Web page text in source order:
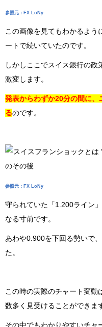
参照元：FX LoNy
この画像を見てもわかるよう
ートで続いていたのです。
しかしここでスイス銀行の政
激変します。
発表からわずか20分の間に
るのです。
参照元：FX LoNy
守られていた「1.200ライン
なる寸前です。
あわや0.900を下回る勢いで
た。
この時の実際のチャート変動
数多く見受けることができま
その中でもわかりやすいチャ